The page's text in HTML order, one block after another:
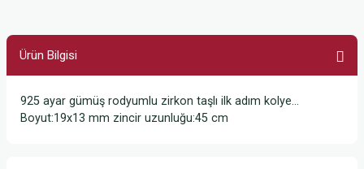
Ürün Bilgisi
925 ayar gümüş rodyumlu zirkon taşlı ilk adım kolye…
Boyut:19x13 mm zincir uzunluğu:45 cm